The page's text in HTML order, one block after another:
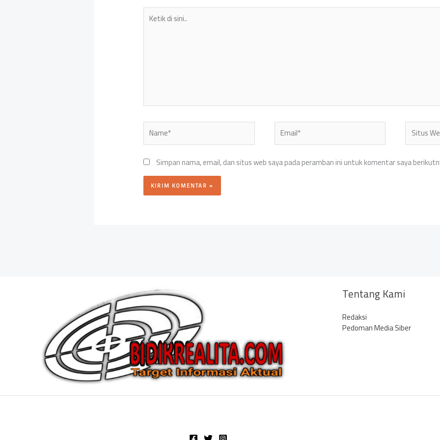
Ketik
Name* Email* Situs
Web
Simpan nama, email, dan situs web saya pada peramban ini untuk komentar saya
Tentang Kami
Redaksi
Pedoman Media Siber